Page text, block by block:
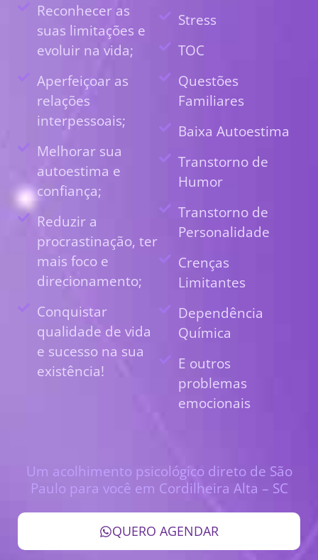
Reconhecer as
suas limitações e
evoluir na vida;
Aperfeiçoar as
relações
interpessoais;
Melhorar sua
autoestima e
confiança;
Reduzir a
procrastinação, ter
mais foco e
direcionamento;
Conquistar
qualidade de vida
e sucesso na sua
existência!
Stress
TOC
Questões
Familiares
Baixa Autoestima
Transtorno de
Humor
Transtorno de
Personalidade
Crenças
Limitantes
Dependência
Química
E outros
problemas
emocionais
Um acolhimento psicológico direto de São
Paulo para você em Cordilheira Alta – SC
QUERO AGENDAR